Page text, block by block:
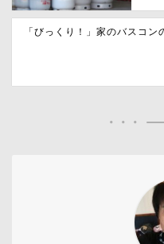
「びっくり！」家のバスコン